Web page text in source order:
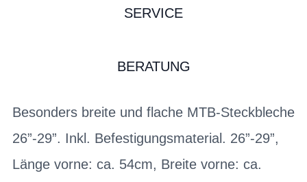
SERVICE
BERATUNG
Besonders breite und flache MTB-Steckbleche
26”-29”. Inkl. Befestigungsmaterial. 26”-29”,
Länge vorne: ca. 54cm, Breite vorne: ca.